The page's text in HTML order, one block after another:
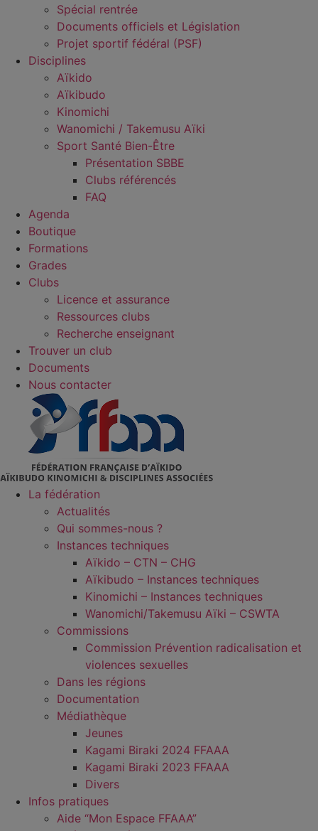
Spécial rentrée
Documents officiels et Législation
Projet sportif fédéral (PSF)
Disciplines
Aïkido
Aïkibudo
Kinomichi
Wanomichi / Takemusu Aïki
Sport Santé Bien-Être
Présentation SBBE
Clubs référencés
FAQ
Agenda
Boutique
Formations
Grades
Clubs
Licence et assurance
Ressources clubs
Recherche enseignant
Trouver un club
Documents
Nous contacter
La fédération
Actualités
Qui sommes-nous ?
Instances techniques
Aïkido – CTN – CHG
Aïkibudo – Instances techniques
Kinomichi – Instances techniques
Wanomichi/Takemusu Aïki – CSWTA
Commissions
Commission Prévention radicalisation et
violences sexuelles
Dans les régions
Documentation
Médiathèque
Jeunes
Kagami Biraki 2024 FFAAA
Kagami Biraki 2023 FFAAA
Divers
Infos pratiques
Aide “Mon Espace FFAAA”